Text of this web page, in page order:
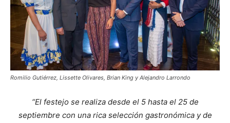
Romilio Gutiérrez, Lissette Olivares, Brian King y Alejandro Larrondo
“El festejo se realiza desde el 5 hasta el 25 de
septiembre con una rica selección gastronómica y de